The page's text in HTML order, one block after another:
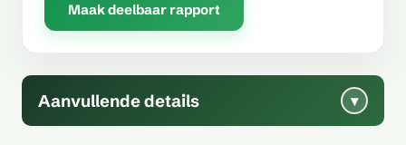
Maak deelbaar rapport
Aanvullende details ▾